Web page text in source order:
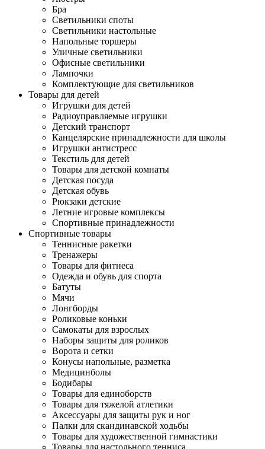
Бра
Светильники споты
Светильники настольные
Напольные торшеры
Уличные светильники
Офисные светильники
Лампочки
Комплектующие для светильников
Товары для детей
Игрушки для детей
Радиоуправляемые игрушки
Детский транспорт
Канцелярские принадлежности для школы
Игрушки антистресс
Текстиль для детей
Товары для детской комнаты
Детская посуда
Детская обувь
Рюкзаки детские
Летние игровые комплексы
Спортивные принадлежности
Спортивные товары
Теннисные ракетки
Тренажеры
Товары для фитнеса
Одежда и обувь для спорта
Батуты
Мячи
Лонгборды
Роликовые коньки
Самокаты для взрослых
Наборы защиты для роликов
Ворота и сетки
Конусы напольные, разметка
Медицинболы
Бодибары
Товары для единоборств
Товары для тяжелой атлетики
Аксессуары для защиты рук и ног
Палки для скандинавской ходьбы
Товары для художественной гимнастики
Товары для настольного тенниса